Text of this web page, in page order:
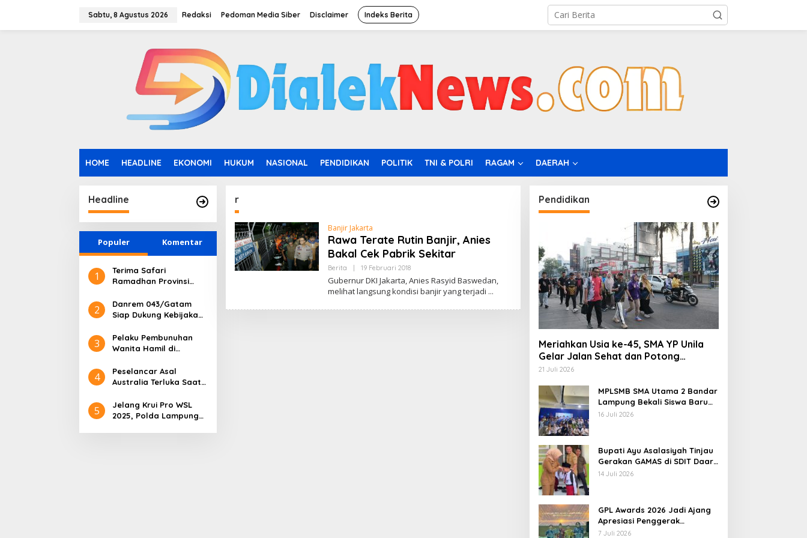
Sabtu, 8 Agustus 2026 Redaksi Pedoman Media Siber Disclaimer Indeks Berita
HOME HEADLINE EKONOMI HUKUM NASIONAL PENDIDIKAN POLITIK TNI & POLRI RAGAM DAERAH
Headline
Populer Komentar
1
Terima Safari
Ramadhan Provinsi
Ramadhan Provinsi
Lampung Salurkan
Masyarakat
2
Danrem 043/Gatam
Siap Dukung Kebijakan
Pembangunan di
Provinsi Lampung
3
Pelaku Pembunuhan
Wanita Hamil di
Ditangkap, Ternyata
Calon Suaminya Sendiri
4
Peselancar Asal
Australia Terluka Saat
Tim Dokkes Polri Sigap
Berikan Penanganan
5
Jelang Krui Pro WSL
2025, Polda Lampung
r
Banjir Jakarta
Rawa Terate Rutin Banjir, Anies
Bakal Cek Pabrik Sekitar
Berita | 19 Februari 2018O
L
E
H
E
Gubernur DKI Jakarta, Anies Rasyid Baswedan,
melihat langsung kondisi banjir yang terjadi
Pendidikan
Meriahkan Usia ke-45, SMA YP Unila
Gelar Jalan Sehat dan Potong
Tumpeng
21 Juli 2026
MPLSMB SMA Utama 2 Bandar
Lampung Bekali Siswa Baru
Literasi Digital, Jurnalistik,
16 Juli 2026
Bupati Ayu Asalasiyah Tinjau
Gerakan GAMAS di SDIT Daar
‘Ilmi
14 Juli 2026
GPL Awards 2026 Jadi Ajang
Apresiasi Penggerak
Pendidikan Muda Lampung
7 Juli 2026